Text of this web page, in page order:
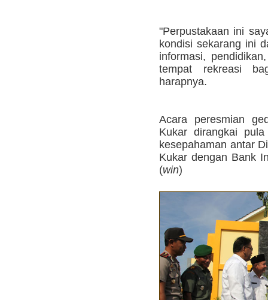
"Perpustakaan ini
kondisi sekarang ini
informasi,
tempat rekreasi
harapnya.
Acara peresmian
Kukar dirangkai
kesepahaman antar
Kukar dengan Bank
(win)